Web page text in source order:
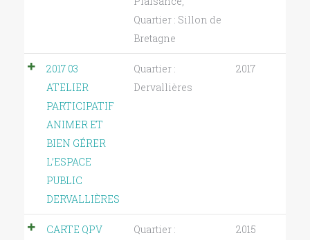
Quartier : Sillon de
Bretagne
2017 03
ATELIER
PARTICIPATIF
ANIMER ET
BIEN GÉRER
L’ESPACE
PUBLIC
DERVALLIÈRES
Quartier :
Dervallières
2017
CARTE QPV Quartier : 2015